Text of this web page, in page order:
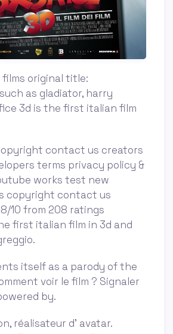
original title:
as gladiator, harry
3d is the first italian film
contact us creators
terms privacy policy &
works test new
copyright contact us
10 from 208 ratings
first italian film in 3d and
itself as a parody of the
voir le film ? Signaler
by.
réalisateur d’ avatar.